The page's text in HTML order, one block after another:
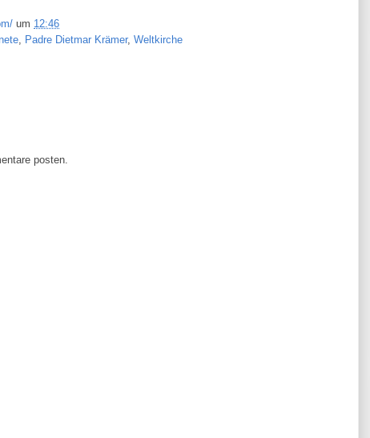
um 12:46
, Padre Dietmar Krämer, Weltkirche
posten.